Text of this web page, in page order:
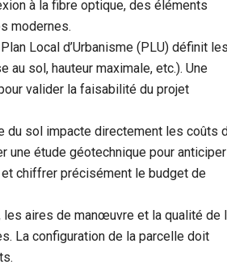
à la fibre optique, des éléments
modernes.
Local d’Urbanisme (PLU) définit les
sol, hauteur maximale, etc.). Une
valider la faisabilité du projet
du sol impacte directement les coûts
une étude géotechnique pour anticiper
chiffrer précisément le budget de
les aires de manœuvre et la qualité de
La configuration de la parcelle doit